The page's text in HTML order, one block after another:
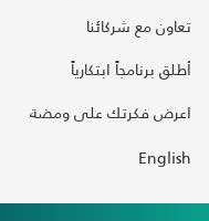
تعاون مع شركائنا
أطلق برنامجاً ابتكارياً
اعرض فكرتك على ومضة
English